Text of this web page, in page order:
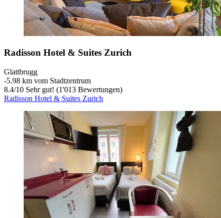
Radisson Hotel & Suites Zurich
Glattbrugg
‐5.98 km vom Stadtzentrum
8.4/10 Sehr gut! (1'013 Bewertungen)
Radisson Hotel & Suites Zurich